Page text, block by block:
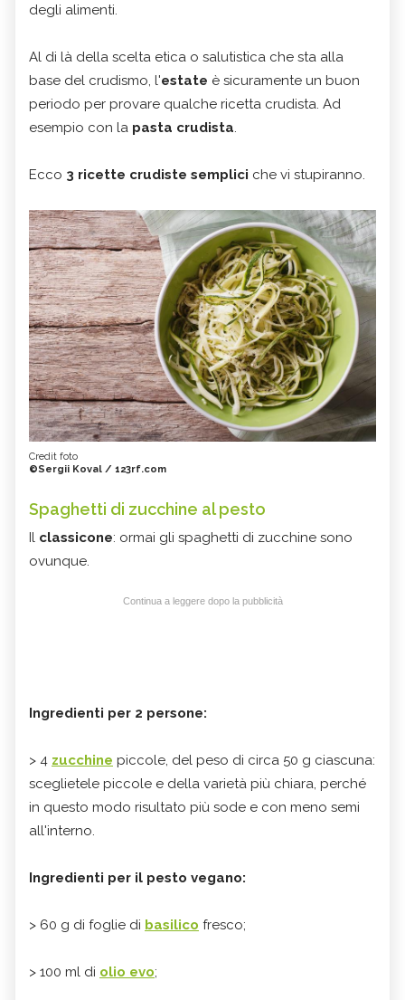
degli alimenti.
Al di là della scelta etica o salutistica che sta alla
base del crudismo, l'estate è sicuramente un buon
periodo per provare qualche ricetta crudista. Ad
esempio con la pasta crudista.
Ecco 3 ricette crudiste semplici che vi stupiranno.
Credit foto
©Sergii Koval / 123rf.com
Spaghetti di zucchine al pesto
Il classicone: ormai gli spaghetti di zucchine sono
ovunque.
Continua a leggere dopo la pubblicità
Ingredienti per 2 persone:
> 4 zucchine piccole, del peso di circa 50 g ciascuna:
sceglietele piccole e della varietà più chiara, perché
in questo modo risultato più sode e con meno semi
all'interno.
Ingredienti per il pesto vegano:
> 60 g di foglie di basilico fresco;
> 100 ml di olio evo;